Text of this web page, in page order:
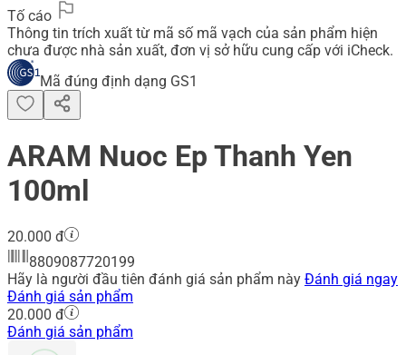
Tố cáo
Thông tin trích xuất từ mã số mã vạch của sản phẩm hiện
chưa được nhà sản xuất, đơn vị sở hữu cung cấp với iCheck.
Mã đúng định dạng GS1
ARAM Nuoc Ep Thanh Yen
100ml
20.000 đ
8809087720199
Hãy là người đầu tiên đánh giá sản phẩm này Đánh giá ngay
Đánh giá sản phẩm
20.000 đ
Đánh giá sản phẩm